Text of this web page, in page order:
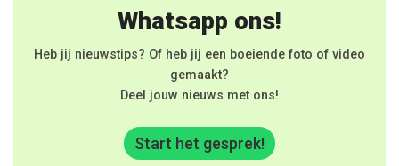
Whatsapp ons!
Heb jij nieuwstips? Of heb jij een boeiende foto of video
gemaakt?
Deel jouw nieuws met ons!
Start het gesprek!